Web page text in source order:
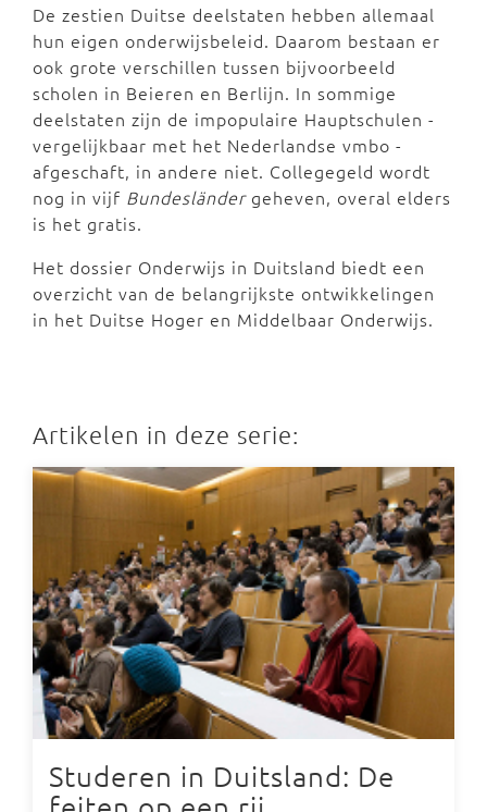
De zestien Duitse deelstaten hebben allemaal
hun eigen onderwijsbeleid. Daarom bestaan er
ook grote verschillen tussen bijvoorbeeld
scholen in Beieren en Berlijn. In sommige
deelstaten zijn de impopulaire Hauptschulen -
vergelijkbaar met het Nederlandse vmbo -
afgeschaft, in andere niet. Collegegeld wordt
nog in vijf Bundesländergeheven, overal elders
is het gratis.
Het dossier Onderwijs in Duitsland biedt een
overzicht van de belangrijkste ontwikkelingen
in het Duitse Hoger en Middelbaar Onderwijs.
Artikelen in deze serie:
Studeren in Duitsland: De